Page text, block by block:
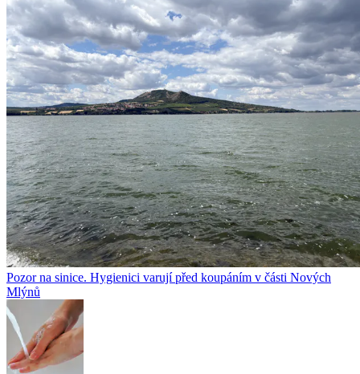
Pozor na sinice. Hygienici varují před koupáním v části Nových
Mlýnů